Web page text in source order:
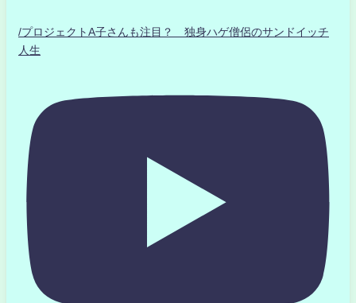
/プロジェクトA子さんも注目？ 独身ハゲ僧侶のサンドイッチ
人生